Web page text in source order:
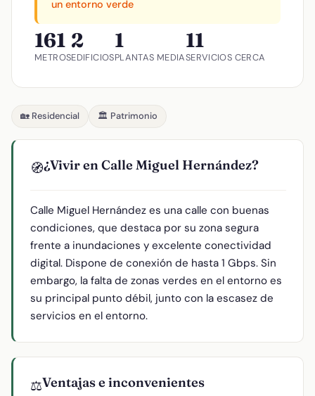
un entorno verde
161
METROS
2
EDIFICIOS
1
PLANTAS MEDIA
11
SERVICIOS CERCA
🏡 Residencial 🏛️ Patrimonio
🧭¿Vivir en Calle Miguel Hernández?
Calle Miguel Hernández es una calle con buenas
condiciones, que destaca por su zona segura
frente a inundaciones y excelente conectividad
digital. Dispone de conexión de hasta 1 Gbps. Sin
embargo, la falta de zonas verdes en el entorno es
su principal punto débil, junto con la escasez de
servicios en el entorno.
⚖️Ventajas e inconvenientes